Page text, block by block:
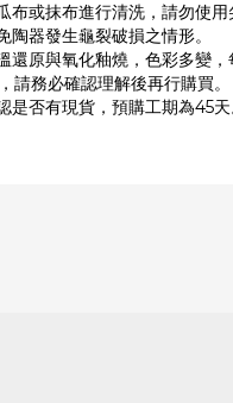
或抹布進行清洗，請勿使用
器發生龜裂破損之情形。
原與氧化釉燒，色彩多變
務必確認理解後再行購買。
否有現貨，預購工期為45天